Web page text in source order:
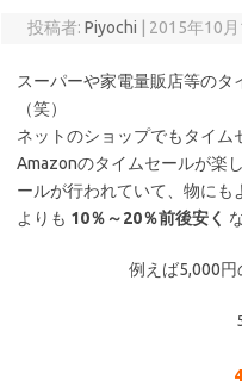
投稿者: Piyochi 2015年10月
スーパーや家電量販店等の
（笑）
ネットのショップでもタイム
Amazonのタイムセールが楽
ールが行われていて、物に
よりも 10％～20％前後安く
例えば5,000円